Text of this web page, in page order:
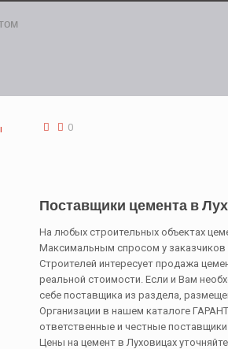
0
Поставщики цемента в
На любых строительных объектах
Максимальным спросом у
Строителей интересует продажа
реальной стоимости. Если и Вам
себе поставщика из раздела,
Организации в нашем каталоге
ответственные и честные
Цены на цемент в Луховицах